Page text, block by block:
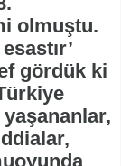
olmuştu.
gördük ki